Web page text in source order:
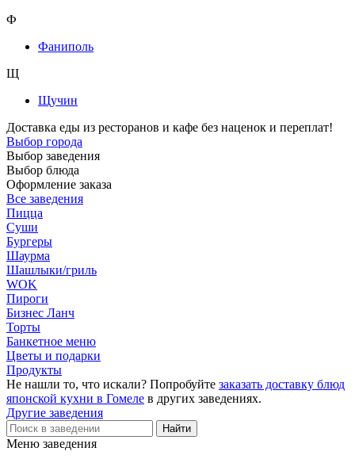
Ф
Фаниполь
Щ
Щучин
Доставка еды из ресторанов и кафе без наценок и переплат!
Выбор города
Выбор заведения
Выбор блюда
Оформление заказа
Все заведения
Пицца
Суши
Бургеры
Шаурма
Шашлыки/гриль
WOK
Пироги
Бизнес Ланч
Торты
Банкетное меню
Цветы и подарки
Продукты
Не нашли то, что искали? Попробуйте заказать доставку блюд
японской кухни в Гомеле в других заведениях.
Другие заведения
Меню заведения